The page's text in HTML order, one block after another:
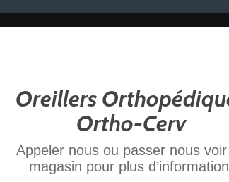
Oreillers
Ortho-Cerv
Appeler nous ou passer nous
magasin pour plus